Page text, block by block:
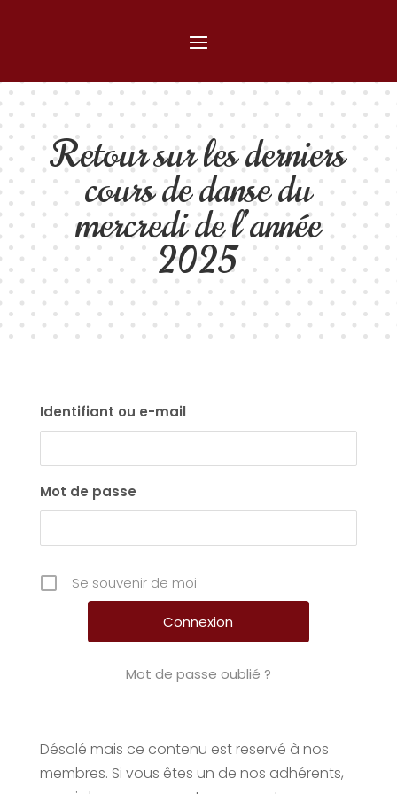
Retour sur les derniers
cours de danse du
mercredi de l’année
2025
Identifiant ou e-mail
Mot de passe
Se souvenir de moi
Mot de passe oublié ?
Désolé mais ce contenu est reservé à nos
membres. Si vous êtes un de nos adhérents,